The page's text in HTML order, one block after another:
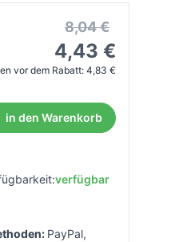
8,04 €
4,43 €
vor dem Rabatt: 4,83 €
in den Warenkorb
verfügbar
PayPal,